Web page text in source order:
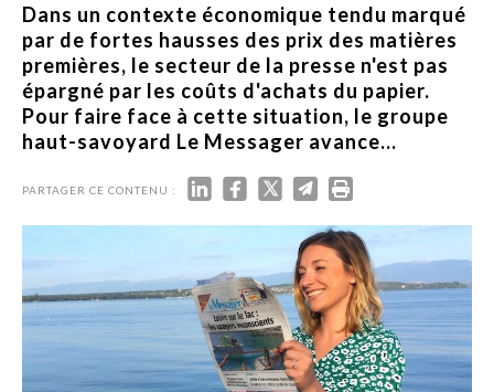
Dans un contexte économique tendu marqué
par de fortes hausses des prix des matières
premières, le secteur de la presse n'est pas
épargné par les coûts d'achats du papier.
Pour faire face à cette situation, le groupe
haut-savoyard Le Messager avance...
PARTAGER CE CONTENU :